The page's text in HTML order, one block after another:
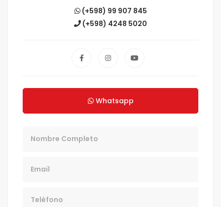
(+598) 99 907 845
(+598) 4248 5020
Whatsapp